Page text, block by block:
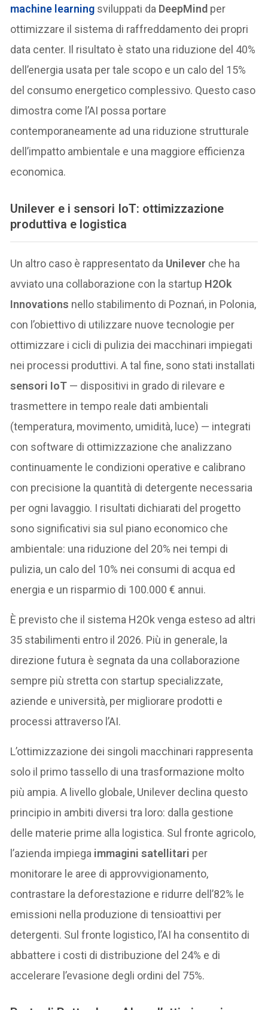
machine learning sviluppati da DeepMind per
ottimizzare il sistema di raffreddamento dei propri
data center. Il risultato è stato una riduzione del 40%
dell’energia usata per tale scopo e un calo del 15%
del consumo energetico complessivo. Questo caso
dimostra come l’AI possa portare
contemporaneamente ad una riduzione strutturale
dell’impatto ambientale e una maggiore efficienza
economica.
Unilever e i sensori IoT: ottimizzazione
produttiva e logistica
Un altro caso è rappresentato da Unilever che ha
avviato una collaborazione con la startup H2Ok
Innovations nello stabilimento di Poznań, in Polonia,
con l’obiettivo di utilizzare nuove tecnologie per
ottimizzare i cicli di pulizia dei macchinari impiegati
nei processi produttivi. A tal fine, sono stati installati
sensori IoT — dispositivi in grado di rilevare e
trasmettere in tempo reale dati ambientali
(temperatura, movimento, umidità, luce) — integrati
con software di ottimizzazione che analizzano
continuamente le condizioni operative e calibrano
con precisione la quantità di detergente necessaria
per ogni lavaggio. I risultati dichiarati del progetto
sono significativi sia sul piano economico che
ambientale: una riduzione del 20% nei tempi di
pulizia, un calo del 10% nei consumi di acqua ed
energia e un risparmio di 100.000 € annui.
È previsto che il sistema H2Ok venga esteso ad altri
35 stabilimenti entro il 2026. Più in generale, la
direzione futura è segnata da una collaborazione
sempre più stretta con startup specializzate,
aziende e università, per migliorare prodotti e
processi attraverso l’AI.
L’ottimizzazione dei singoli macchinari rappresenta
solo il primo tassello di una trasformazione molto
più ampia. A livello globale, Unilever declina questo
principio in ambiti diversi tra loro: dalla gestione
delle materie prime alla logistica. Sul fronte agricolo,
l’azienda impiega immagini satellitari per
monitorare le aree di approvvigionamento,
contrastare la deforestazione e ridurre dell’82% le
emissioni nella produzione di tensioattivi per
detergenti. Sul fronte logistico, l’AI ha consentito di
abbattere i costi di distribuzione del 24% e di
accelerare l’evasione degli ordini del 75%.